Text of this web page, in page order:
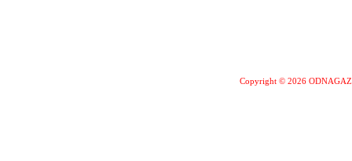
Copyright © 2026